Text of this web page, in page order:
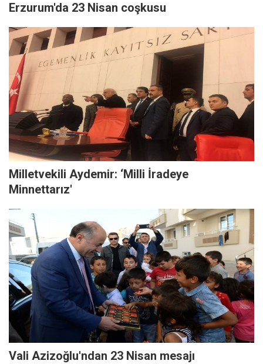
Erzurum'da 23 Nisan coşkusu
Milletvekili Aydemir: ‘Milli İradeye
Minnettarız'
Vali Azizoğlu'ndan 23 Nisan mesajı